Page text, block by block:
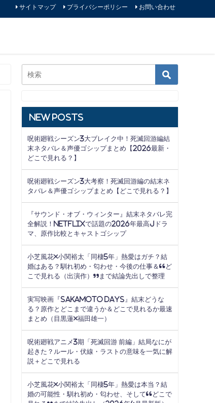
サイトマップ プライバシーポリシー お問い合わせ
New Posts
呪術廻戦シーズン3大ブレイク中！死滅回游編結
末ネタバレ＆声優ゴシップまとめ【2026最新・
どこで見れる？】
呪術廻戦シーズン3大考察！死滅回游編の結末ネ
タバレ＆声優ゴシップまとめ【どこで見れる？】
『サウンド・オブ・ウィンター』結末ネタバレ完
全解説！Netflixで話題の2026年最高Jドラ
マ、原作比較とキャストゴシップ
小芝風花×小関裕太「同棲5年」熱愛はガチ？結
婚はある？馴れ初め・匂わせ・今後の仕事＆“ど
こで見れる（出演作）”まで結論先出しで整理
実写映画『SAKAMOTO DAYS』結末どうな
る？原作とどこまで違うか＆どこで見れるか最速
まとめ（目黒蓮×福田雄一）
呪術廻戦アニメ3期「死滅回游 前編」結局なにが
起きた？ルール・伏線・ラストの意味を一気に解
説＋どこで見れる
小芝風花×小関裕太「同棲5年」熱愛は本当？結
婚の可能性・馴れ初め・匂わせ、そして“どこで